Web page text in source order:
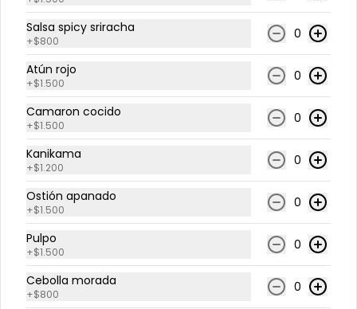
Nigiris
- 20% Nigiri Atún (2 Unidades)
Lámina de atún sobre base de arroz
blanco. Acompañado con salsa de
soya.
$4.200$5.250
-20%
Nigiri Pescado Blanco (2
Salsa spicy sriracha
+$800 0
Atún rojo
+$1.500 0
Camaron cocido
+$1.500 0
Kanikama
+$1.200 0
Ostión apanado
+$1.500 0
Pulpo
+$1.500 0
Cebolla morada
+$800 0